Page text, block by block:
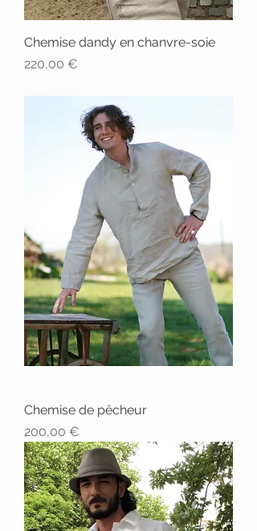
Chemise dandy en chanvre-soie
Prix
220,00 €
Chemise de pêcheur
Prix
200,00 €